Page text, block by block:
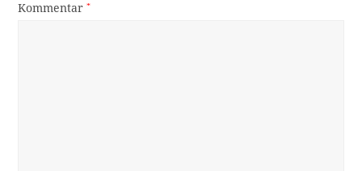
Kommentar*